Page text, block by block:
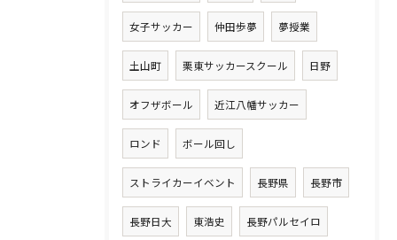
女子サッカー 仲田歩夢 夢授業
土山町 栗東サッカースクール 日野
オフザボール 近江八幡サッカー
ロンド ボール回し
ストライカーイベント 長野県 長野市
長野日大 東浩史 長野パルセイロ